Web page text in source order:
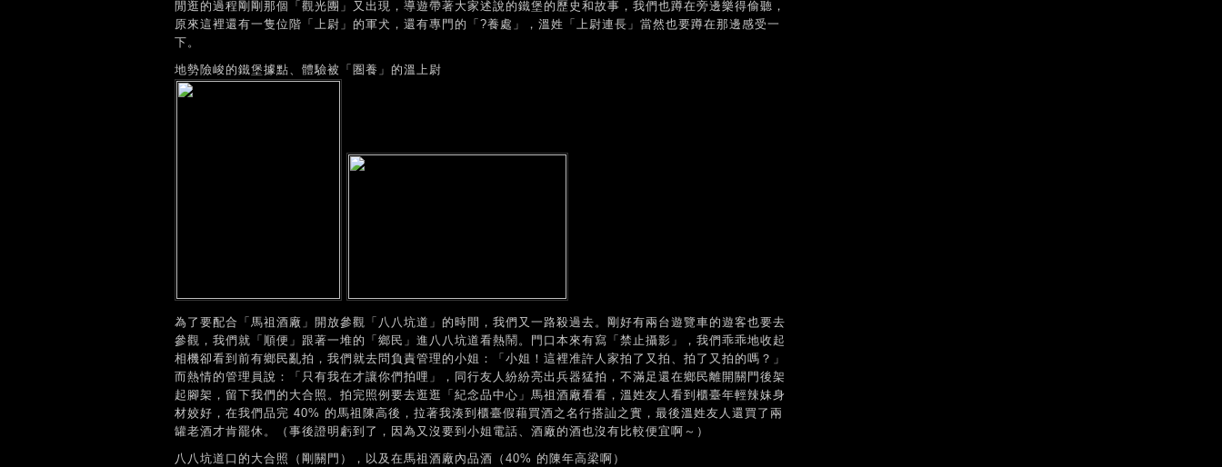
閒逛的過程剛剛那個「觀光團」又出現，導遊帶著大家述說的鐵堡的歷史和故事，我們也蹲在旁邊樂得偷聽，
原來這裡還有一隻位階「上尉」的軍犬，還有專門的「?養處」，溫姓「上尉連長」當然也要蹲在那邊感受一
下。
地勢險峻的鐵堡據點、體驗被「圏養」的溫上尉
為了要配合「馬祖酒廠」開放參觀「八八坑道」的時間，我們又一路殺過去。剛好有兩台遊覽車的遊客也要去
參觀，我們就「順便」跟著一堆的「鄉民」進八八坑道看熱鬧。門口本來有寫「禁止攝影」，我們乖乖地收起
相機卻看到前有鄉民亂拍，我們就去問負責管理的小姐：「小姐！這裡准許人家拍了又拍、拍了又拍的嗎？」
而熱情的管理員說：「只有我在才讓你們拍哩」，同行友人紛紛亮出兵器猛拍，不滿足還在鄉民離開關門後架
起腳架，留下我們的大合照。拍完照例要去逛逛「紀念品中心」馬祖酒廠看看，溫姓友人看到櫃臺年輕辣妹身
材姣好，在我們品完 40% 的馬祖陳高後，拉著我湊到櫃臺假藉買酒之名行搭訕之實，最後溫姓友人還買了兩
罐老酒才肯罷休。（事後證明虧到了，因為又沒要到小姐電話、酒廠的酒也沒有比較便宜啊～）
八八坑道口的大合照（剛關門），以及在馬祖酒廠內品酒（40% 的陳年高梁啊）